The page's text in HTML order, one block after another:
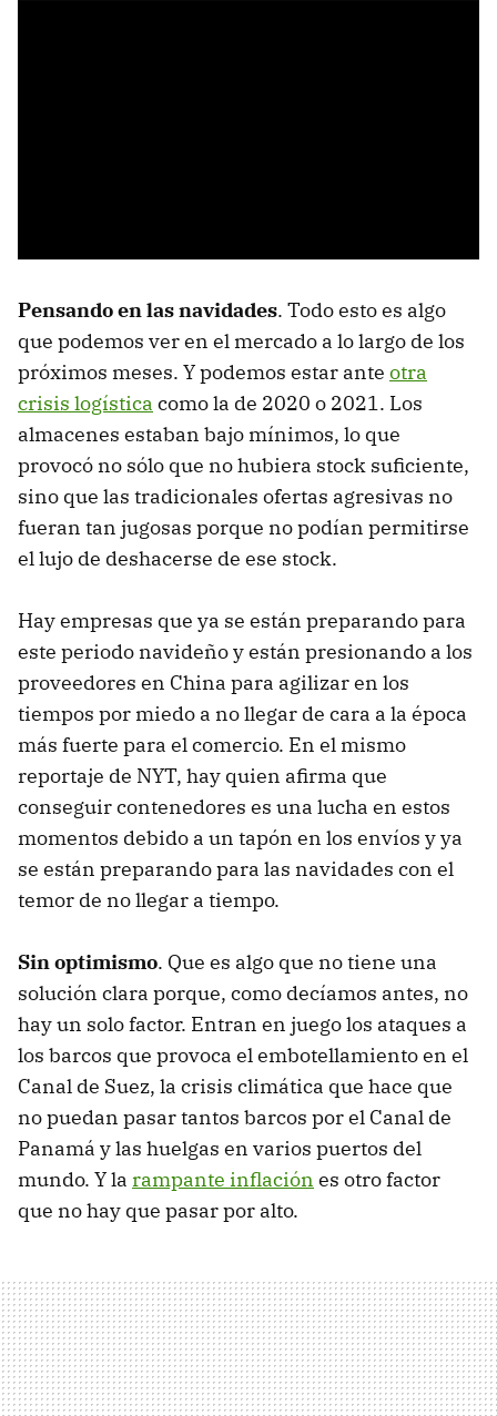
Pensando en las navidades. Todo esto es algo
que podemos ver en el mercado a lo largo de los
próximos meses. Y podemos estar ante otra
crisis logística como la de 2020 o 2021. Los
almacenes estaban bajo mínimos, lo que
provocó no sólo que no hubiera stock suficiente,
sino que las tradicionales ofertas agresivas no
fueran tan jugosas porque no podían permitirse
el lujo de deshacerse de ese stock.
Hay empresas que ya se están preparando para
este periodo navideño y están presionando a los
proveedores en China para agilizar en los
tiempos por miedo a no llegar de cara a la época
más fuerte para el comercio. En el mismo
reportaje de NYT, hay quien afirma que
conseguir contenedores es una lucha en estos
momentos debido a un tapón en los envíos y ya
se están preparando para las navidades con el
temor de no llegar a tiempo.
Sin optimismo. Que es algo que no tiene una
solución clara porque, como decíamos antes, no
hay un solo factor. Entran en juego los ataques a
los barcos que provoca el embotellamiento en el
Canal de Suez, la crisis climática que hace que
no puedan pasar tantos barcos por el Canal de
Panamá y las huelgas en varios puertos del
mundo. Y la rampante inflación es otro factor
que no hay que pasar por alto.